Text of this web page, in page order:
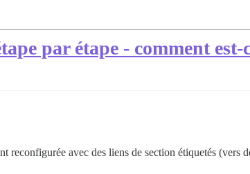
par étape - comment est-
reconfigurée avec des liens de section étiquetés (vers